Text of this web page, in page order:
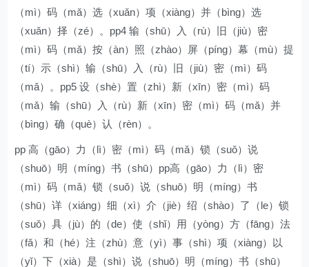
（mì）码（mǎ）选（xuǎn）项（xiàng）并（bìng）选
（xuǎn）择（zé）。pp4 输（shū）入（rù）旧（jiù）密
（mì）码（mǎ）按（àn）照（zhào）屏（píng）幕（mù）提
（tí）示（shì）输（shū）入（rù）旧（jiù）密（mì）码
（mǎ）。pp5 设（shè）置（zhì）新（xīn）密（mì）码
（mǎ）输（shū）入（rù）新（xīn）密（mì）码（mǎ）并
（bìng）确（què）认（rèn）。
pp 高（gāo）力（lì）密（mì）码（mǎ）锁（suǒ）说
（shuō）明（míng）书（shū）pp高（gāo）力（lì）密
（mì）码（mǎ）锁（suǒ）说（shuō）明（míng）书
（shū）详（xiáng）细（xì）介（jiè）绍（shào）了（le）锁
（suǒ）具（jù）的（de）使（shǐ）用（yòng）方（fāng）法
（fǎ）和（hé）注（zhù）意（yì）事（shì）项（xiàng）以
（yǐ）下（xià）是（shì）说（shuō）明（míng）书（shū）